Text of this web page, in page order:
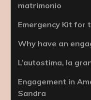
matrimonio
Emergency Kit for
Why have an
L’autostima, la
Engagement in
Sandra